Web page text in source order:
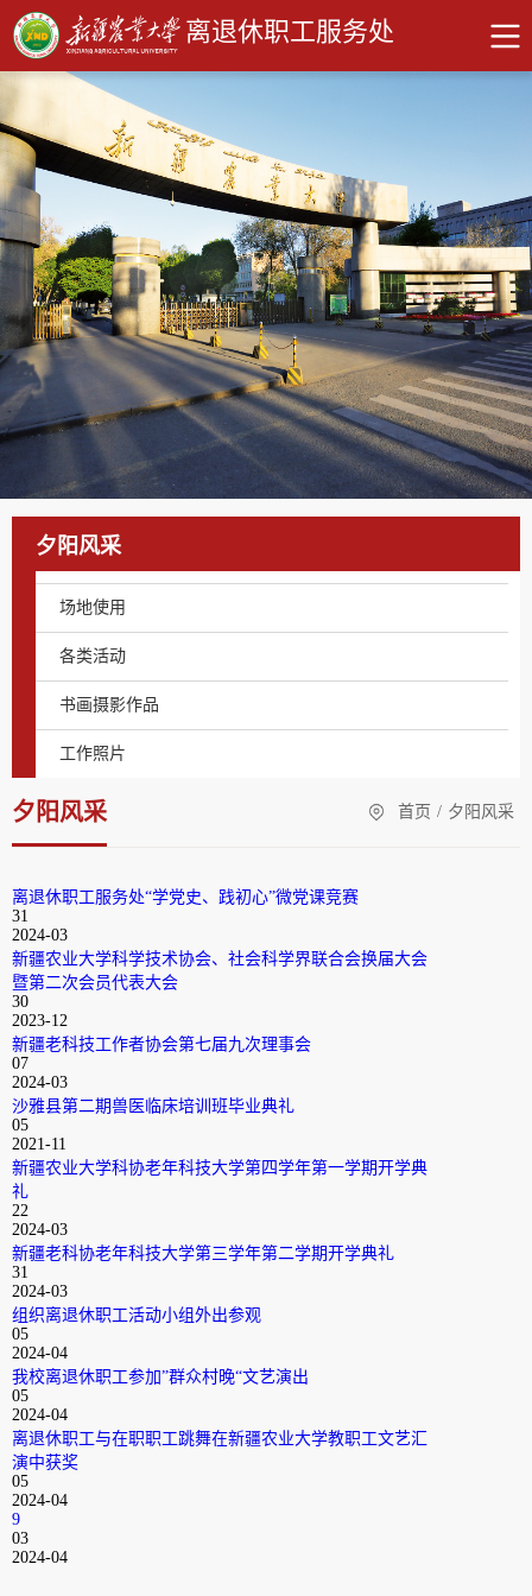
离退休职工服务处
夕阳风采
场地使用
各类活动
书画摄影作品
工作照片
夕阳风采 首页 / 夕阳风采
离退休职工服务处“学党史、践初心”微党课竞赛
31
2024-03
新疆农业大学科学技术协会、社会科学界联合会换届大会
暨第二次会员代表大会
30
2023-12
新疆老科技工作者协会第七届九次理事会
07
2024-03
沙雅县第二期兽医临床培训班毕业典礼
05
2021-11
新疆农业大学科协老年科技大学第四学年第一学期开学典
礼
22
2024-03
新疆老科协老年科技大学第三学年第二学期开学典礼
31
2024-03
组织离退休职工活动小组外出参观
05
2024-04
我校离退休职工参加”群众村晚“文艺演出
05
2024-04
离退休职工与在职职工跳舞在新疆农业大学教职工文艺汇
演中获奖
05
2024-04
9
03
2024-04